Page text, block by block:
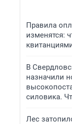
Правила
изменятся:
В
назначили
силовика.
Лес